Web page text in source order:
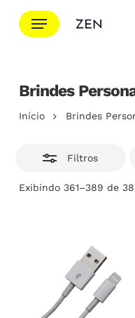
para
principal
Menu
Cotação
Brindes
Início Brindes
Filtros
Exibindo 361–389 de